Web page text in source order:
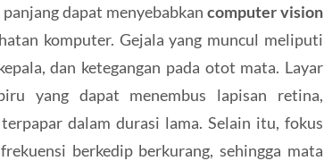
dapat menyebabkancomputer vision
komputer. Gejala yang muncul meliputi
dan ketegangan pada otot mata. Layar
yang dapat menembus lapisan retina,
dalam durasi lama. Selain itu, fokus
berkedip berkurang, sehingga mata